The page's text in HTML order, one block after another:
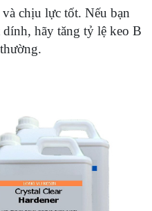
chịu lực tốt. Nếu bạn
hãy tăng tỷ lệ keo B